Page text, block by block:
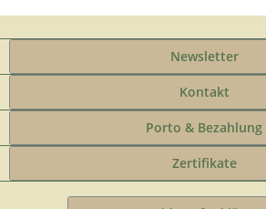
Newsletter
Kontakt
Porto & Bezahlung
Zertifikate